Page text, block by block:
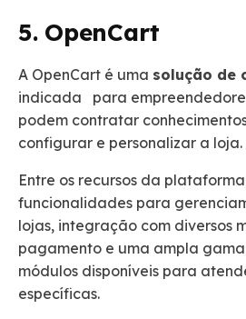
5. OpenCart
A OpenCart é uma solução de
indicada para
podem contratar
configurar e personalizar a loja.
Entre os recursos da
funcionalidades para
lojas, integração com diversos
pagamento e uma ampla
módulos disponíveis para
específicas.